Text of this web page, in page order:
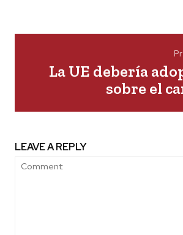
La UE debería
sobre el
LEAVE A REPLY